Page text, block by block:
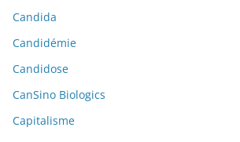
Candida
Candidémie
Candidose
CanSino Biologics
Capitalisme